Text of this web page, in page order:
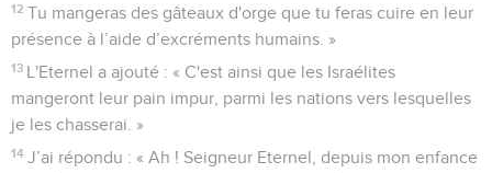
12 Tu mangeras des gâteaux d'orge que tu feras cuire en leur
présence à l’aide d’excréments humains. »
13 L'Eternel a ajouté : « C'est ainsi que les Israélites
mangeront leur pain impur, parmi les nations vers lesquelles
je les chasserai. »
14 J’ai répondu : « Ah ! Seigneur Eternel, depuis mon enfance